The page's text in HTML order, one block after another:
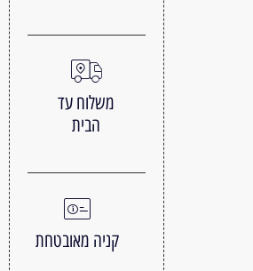
משלוח עד
הבית
קניה מאובטחת